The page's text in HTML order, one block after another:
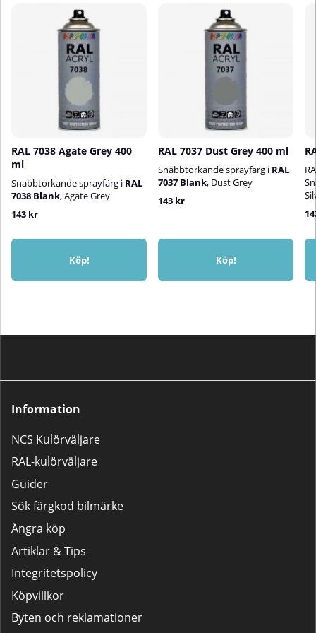
RAL 7038 Agate Grey 400
ml
Snabbtorkande sprayfärg i RAL
7038 Blank, Agate Grey
143 kr
Köp!
RAL 7037 Dust Grey 400 ml
Snabbtorkande sprayfärg i RAL
7037 Blank, Dust Grey
143 kr
Köp!
Information
NCS Kulörväljare
RAL-kulörväljare
Guider
Sök färgkod bilmärke
Ångra köp
Artiklar & Tips
Integritetspolicy
Köpvillkor
Byten och reklamationer